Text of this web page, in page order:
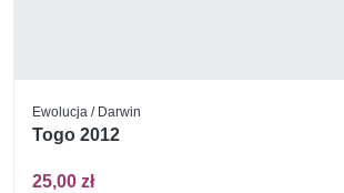
Ewolucja / Darwin
Togo 2012
25,00 zł